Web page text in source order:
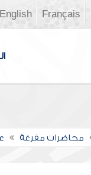
Français
English
محاضرات مفرغة